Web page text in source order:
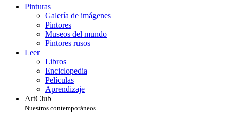
Pinturas
Galería de imágenes
Pintores
Museos del mundo
Pintores rusos
Leer
Libros
Enciclopedia
Películas
Aprendizaje
ArtClub
Nuestros contemporáneos